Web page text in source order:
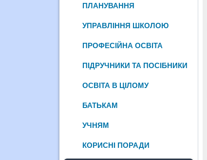
ПЛАНУВАННЯ
УПРАВЛІННЯ ШКОЛОЮ
ПРОФЕСІЙНА ОСВІТА
ПІДРУЧНИКИ ТА ПОСІБНИКИ
ОСВІТА В ЦІЛОМУ
БАТЬКАМ
УЧНЯМ
КОРИСНІ ПОРАДИ